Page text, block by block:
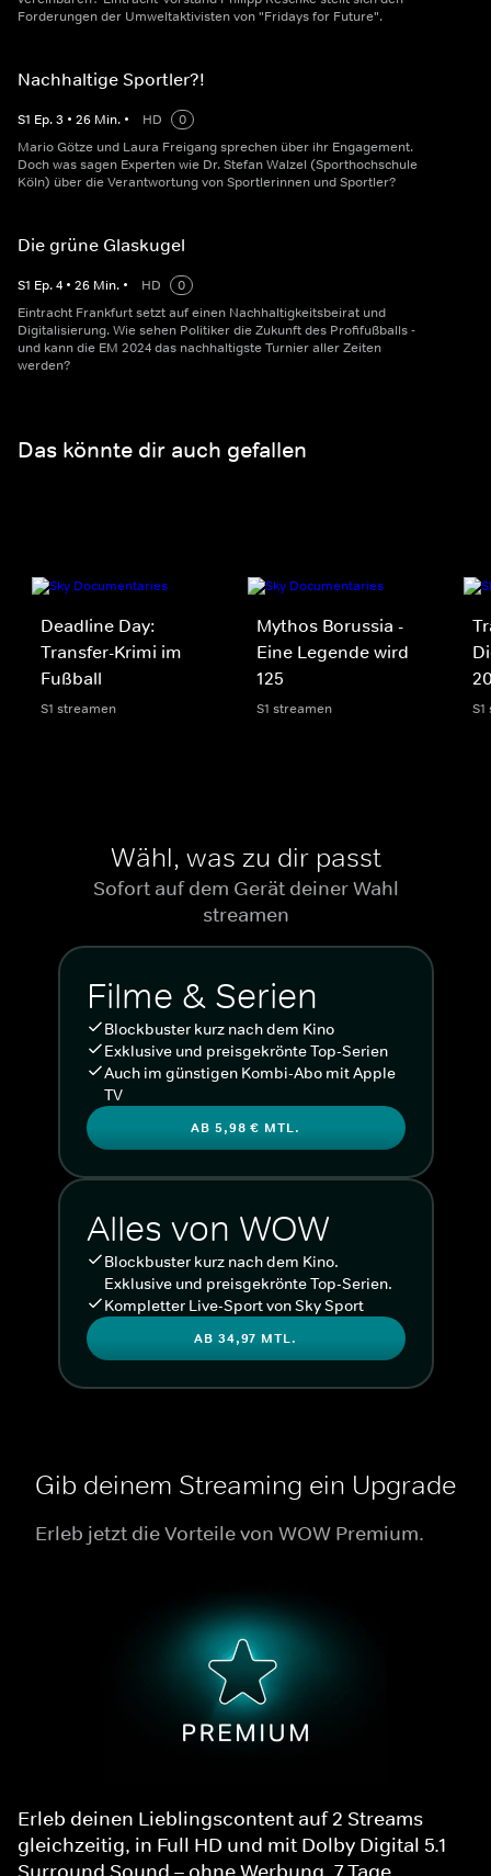
Forderungen der Umweltaktivisten von "Fridays for Future".
Nachhaltige Sportler?!
S1 Ep.3 • 26 Min. • HD
0
Mario Götze und Laura Freigang sprechen über ihr Engagement.
Doch was sagen Experten wie Dr. Stefan Walzel (Sporthochschule
Köln) über die Verantwortung von Sportlerinnen und Sportler?
Die grüne Glaskugel
S1 Ep.4 • 26 Min. • HD
0
Eintracht Frankfurt setzt auf einen Nachhaltigkeitsbeirat und
Digitalisierung. Wie sehen Politiker die Zukunft des Profifußballs -
und kann die EM 2024 das nachhaltigste Turnier aller Zeiten
werden?
Das könnte dir auch gefallen
Deadline Day:
Transfer-Krimi im
Fußball
S1 streamen
Mythos Borussia -
Eine Legende wird
125
S1 streamen
Wähl, was zu dir passt
Sofort auf dem Gerät deiner Wahl
streamen
Filme & Serien
Blockbuster kurz nach dem Kino
Exklusive und preisgekrönte Top-Serien
Auch im günstigen Kombi-Abo mit Apple
TV
AB 5,98 € MTL.
Alles von WOW
Blockbuster kurz nach dem Kino.
Exklusive und preisgekrönte Top-Serien.
Kompletter Live-Sport von Sky Sport
AB 34,97 MTL.
Gib deinem Streaming ein Upgrade
Erleb jetzt die Vorteile von WOW Premium.
Erleb deinen Lieblingscontent auf 2 Streams
gleichzeitig, in Full HD und mit Dolby Digital 5.1